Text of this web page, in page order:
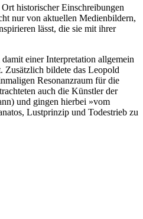
historischer Einschreibungen
nur von aktuellen Medienbildern,
lässt, die sie mit ihrer
einer Interpretation allgemein
Zusätzlich bildete das Leopold
Resonanzraum für die
auch die Künstler der
und gingen hierbei »vom
Lustprinzip und Todestrieb zu